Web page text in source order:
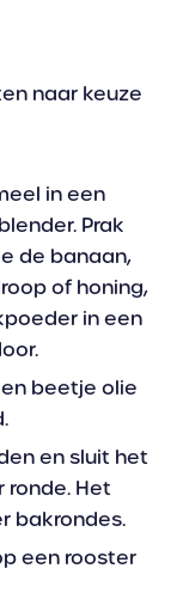
naar keuze
in een
Prak
de banaan,
of honing,
in een
beetje olie
en sluit het
ronde. Het
bakrondes.
een rooster